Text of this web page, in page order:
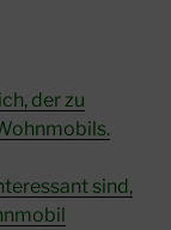
der zu
sind,